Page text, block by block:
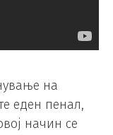
на
еден пенал,
начин се